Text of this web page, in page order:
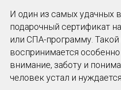
И один из самых удачных
подарочный сертификат
или СПА-программу. Такой
воспринимается
внимание, заботу и
человек устал и